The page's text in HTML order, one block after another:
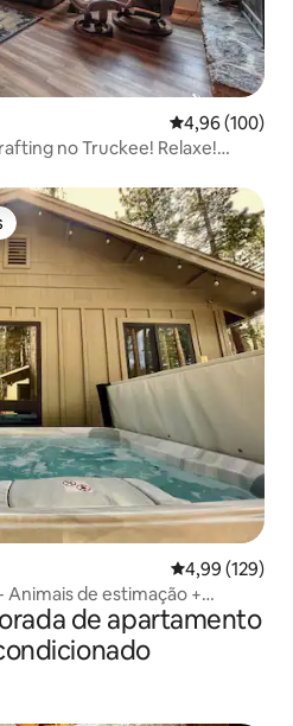
4,96 de uma
4,96 (100)
no Truckee! Relaxe!
dos hóspedes
4,99 de uma
4,99 (129)
de estimação +
+ fogueirade apartamento